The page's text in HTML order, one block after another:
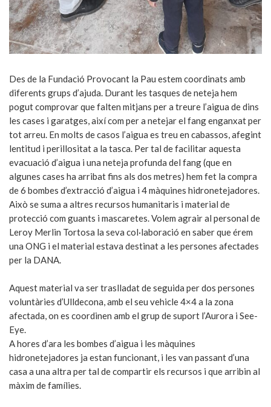
Des de la Fundació Provocant la Pau estem coordinats amb
diferents grups d’ajuda. Durant les tasques de neteja hem
pogut comprovar que falten mitjans per a treure l’aigua de dins
les cases i garatges, així com per a netejar el fang enganxat per
tot arreu. En molts de casos l’aigua es treu en cabassos, afegint
lentitud i perillositat a la tasca. Per tal de facilitar aquesta
evacuació d’aigua i una neteja profunda del fang (que en
algunes cases ha arribat fins als dos metres) hem fet la compra
de 6 bombes d’extracció d’aigua i 4 màquines hidronetejadores.
Això se suma a altres recursos humanitaris i material de
protecció com guants i mascaretes. Volem agrair al personal de
Leroy Merlin Tortosa la seva col·laboració en saber que érem
una ONG i el material estava destinat a les persones afectades
per la DANA.
Aquest material va ser traslladat de seguida per dos persones
voluntàries d’Ulldecona, amb el seu vehicle 4×4 a la zona
afectada, on es coordinen amb el grup de suport l’Aurora i See-
Eye.
A hores d’ara les bombes d’aigua i les màquines
hidronetejadores ja estan funcionant, i les van passant d’una
casa a una altra per tal de compartir els recursos i que arribin al
màxim de famílies.